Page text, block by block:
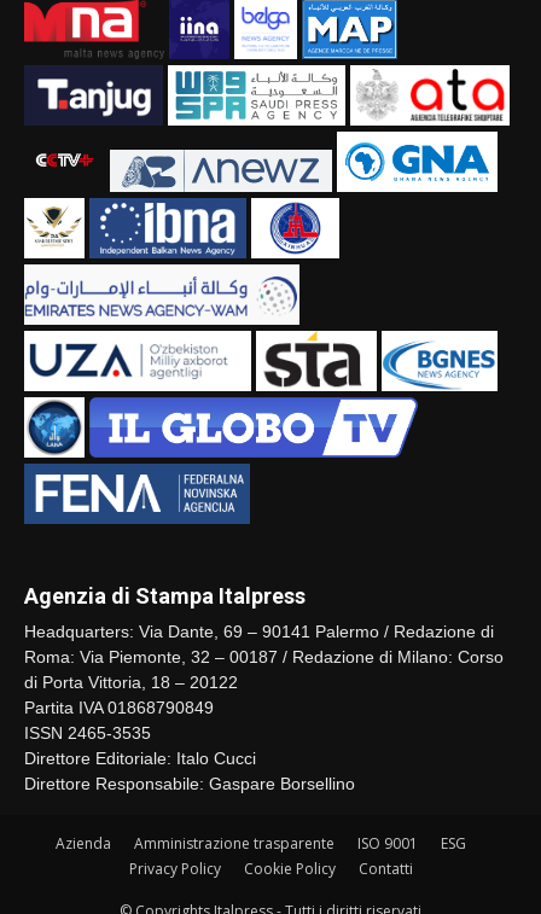
Agenzia di Stampa Italpress
Headquarters: Via Dante, 69 – 90141 Palermo / Redazione di
Roma: Via Piemonte, 32 – 00187 / Redazione di Milano: Corso
di Porta Vittoria, 18 – 20122
Partita IVA 01868790849
ISSN 2465-3535
Direttore Editoriale: Italo Cucci
Direttore Responsabile: Gaspare Borsellino
Azienda Amministrazione trasparente ISO 9001
ESG
Privacy Policy
Cookie Policy Contatti